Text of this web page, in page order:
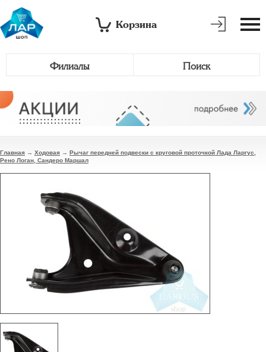
Корзина
Филиалы Поиск
Главная → Ходовая → Рычаг передней подвески с круговой проточкой Лада Ларгус,
Рено Логан, Сандеро Маршал